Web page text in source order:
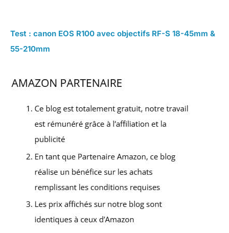
Test : canon EOS R100 avec objectifs RF-S 18-45mm &
55-210mm